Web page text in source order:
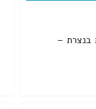
בנצרת –